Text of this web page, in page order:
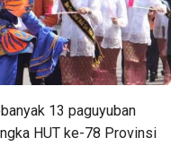
13 paguyuban
HUT ke-78 Provinsi